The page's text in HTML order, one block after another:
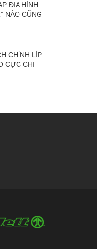
ĐỊA HÌNH
NÀO CŨNG
CHỈNH LÍP
CỰC CHI